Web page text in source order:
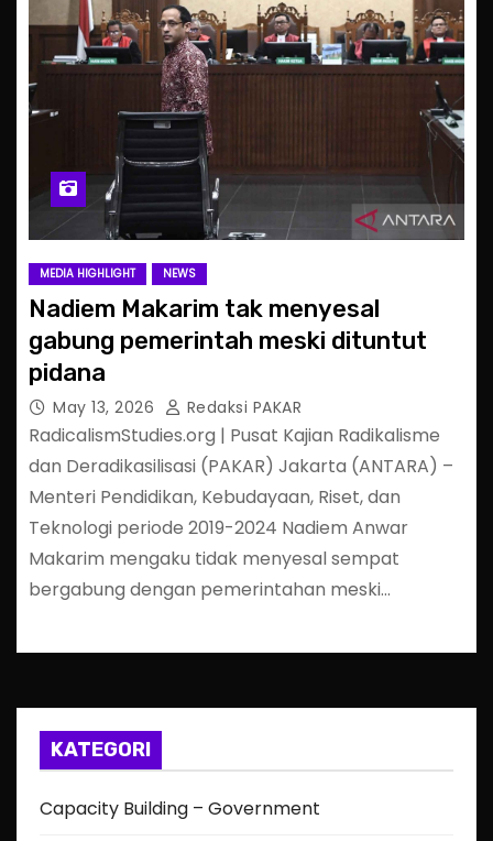
MEDIA HIGHLIGHT NEWS
Nadiem Makarim tak menyesal
gabung pemerintah meski dituntut
pidana
May 13, 2026 Redaksi PAKAR
RadicalismStudies.org | Pusat Kajian Radikalisme
dan Deradikasilisasi (PAKAR) Jakarta (ANTARA) –
Menteri Pendidikan, Kebudayaan, Riset, dan
Teknologi periode 2019-2024 Nadiem Anwar
Makarim mengaku tidak menyesal sempat
bergabung dengan pemerintahan meski…
KATEGORI
Capacity Building – Government